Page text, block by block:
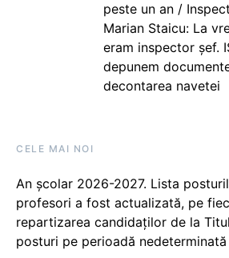
peste un an /
Marian Staicu: La
eram inspector șef.
depunem
decontarea navetei
CELE MAI NOI
An școlar 2026-2027. Lista
profesori a fost actualizată, pe
repartizarea candidaților de la
posturi pe perioadă nedeterminată